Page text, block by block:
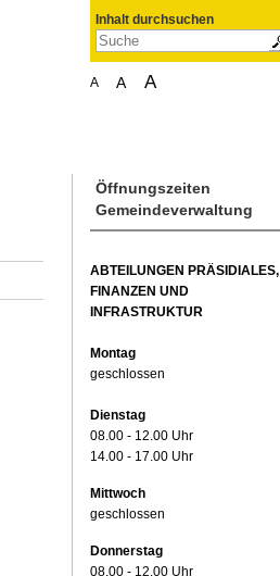
Inhalt durchsuchen
A A A
Öffnungszeiten
Gemeindeverwaltung
ABTEILUNGEN PRÄSIDIALES,
FINANZEN UND
INFRASTRUKTUR
Montag
geschlossen
Dienstag
08.00 - 12.00 Uhr
14.00 - 17.00 Uhr
Mittwoch
geschlossen
Donnerstag
08.00 - 12.00 Uhr